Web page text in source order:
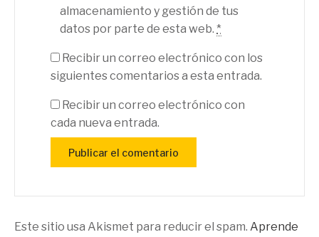
almacenamiento y gestión de tus
datos por parte de esta web. *
Recibir un correo electrónico con los
siguientes comentarios a esta entrada.
Recibir un correo electrónico con
cada nueva entrada.
Este sitio usa Akismet para reducir el spam. Aprende